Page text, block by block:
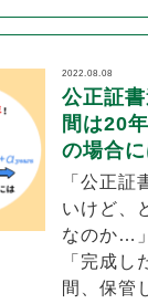
2022.08.08
公正証
間は20
の場合に
「公正証
いけど、
なのか…」
「完成し
間、保管